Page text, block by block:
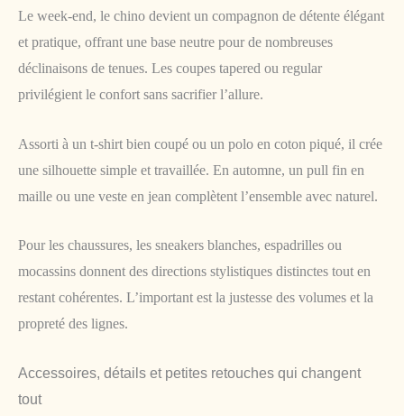
Le week-end, le chino devient un compagnon de détente élégant
et pratique, offrant une base neutre pour de nombreuses
déclinaisons de tenues. Les coupes tapered ou regular
privilégient le confort sans sacrifier l’allure.
Assorti à un t-shirt bien coupé ou un polo en coton piqué, il crée
une silhouette simple et travaillée. En automne, un pull fin en
maille ou une veste en jean complètent l’ensemble avec naturel.
Pour les chaussures, les sneakers blanches, espadrilles ou
mocassins donnent des directions stylistiques distinctes tout en
restant cohérentes. L’important est la justesse des volumes et la
propreté des lignes.
Accessoires, détails et petites retouches qui changent
tout